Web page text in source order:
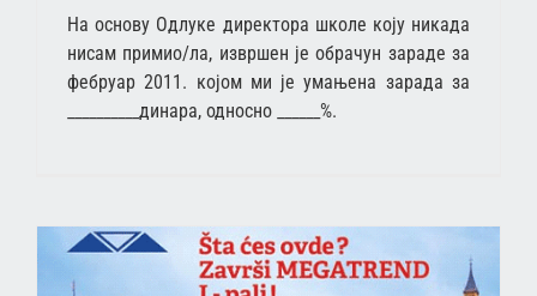
На основу Одлуке директора школе коју никада
нисам примио/ла, извршен је обрачун зараде за
фебруар 2011. којом ми је умањена зарада за
__________динара, односно ______%.